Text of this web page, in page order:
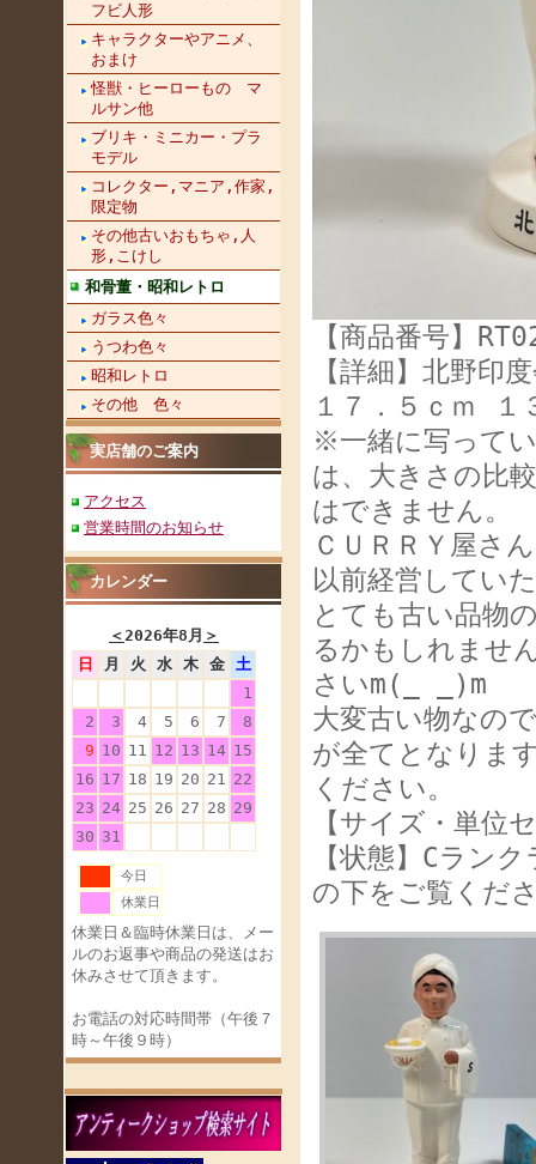
フビ人形
キャラクターやアニメ、
おまけ
怪獣・ヒーローもの マ
ルサン他
ブリキ・ミニカー・プラ
モデル
コレクター,マニア,作家,
限定物
その他古いおもちゃ,人
形,こけし
和骨董・昭和レトロ
ガラス色々
うつわ色々
昭和レトロ
その他 色々
実店舗のご案内
アクセス
営業時間のお知らせ
カレンダー
＜2026年8月 ＞
日
月 火 水 木 金
土
1
2
3 4 5 6 7
8
9 10 11 12 13 14 15
16 17 18 19 20 21 22
23 24 25 26 27 28 29
30 31
今日
休業日
休業日＆臨時休業日は、メー
ルのお返事や商品の発送はお
休みさせて頂きます。
お電話の対応時間帯（午後７
時～午後９時）
【商品番号】
【詳細】北野印
１７．５ｃｍ
※一緒に写って
は、大きさの比
はできません。
ＣＵＲＲＹ屋さ
以前経営してい
とても古い品物
るかもしれませ
さいm(_ _)m
大変古い物なの
が全てとなりま
ください。
【サイズ・単
【状態】Cラン
の下をご覧くだ